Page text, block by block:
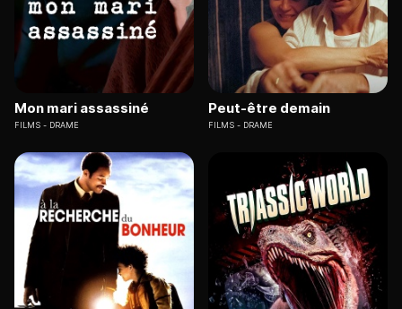
Mon mari assassiné
FILMS DRAME
Peut-être demain
FILMS DRAME